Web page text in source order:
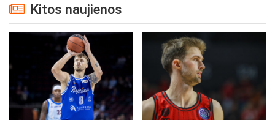
Kitos naujienos